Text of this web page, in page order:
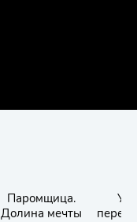
Паромщица.
Долина мечты